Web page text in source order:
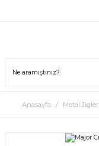
Anasayfa Metal Jigler